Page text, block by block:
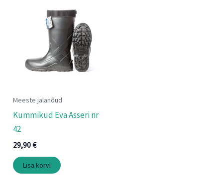
Meeste jalanõud
Kummikud Eva Asseri nr
42
29,90€
Lisa korvi